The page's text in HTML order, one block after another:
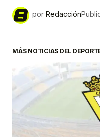
por Redacción
MÁS NOTICIAS DEL